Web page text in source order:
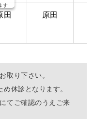
田 原田
す
取り下さい。
休診となります。
てご確認のうえご来